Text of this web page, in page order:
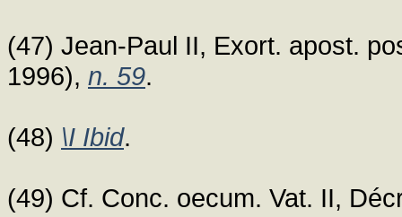
(47) Jean-Paul II, Exort. apost.
1996), n. 59.
(48) \I Ibid.
(49) Cf. Conc. oecum. Vat. II,